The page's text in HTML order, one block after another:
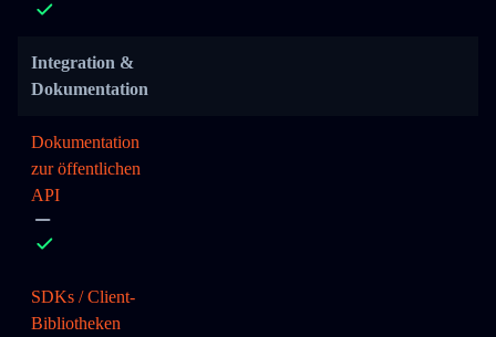
Integration &
Dokumentation
Dokumentation
zur öffentlichen
API
SDKs / Client-
Bibliotheken